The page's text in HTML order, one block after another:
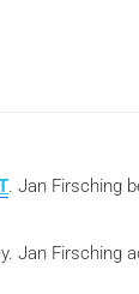
. Jan Firsching
Jan Firsching